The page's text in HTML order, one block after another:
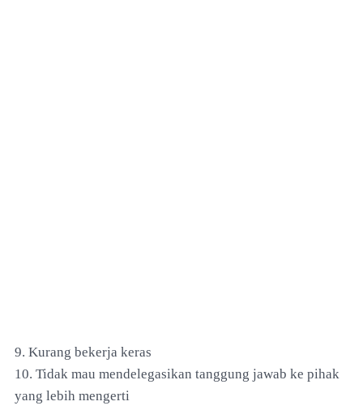
9. Kurang bekerja keras
10. Tidak mau mendelegasikan tanggung jawab ke pihak
yang lebih mengerti